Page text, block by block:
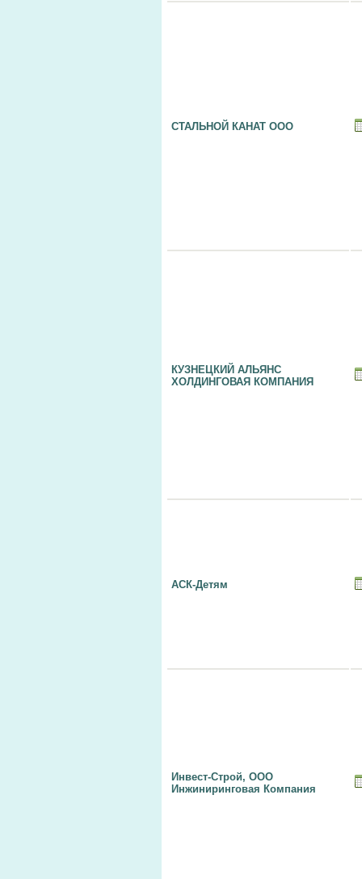
СТАЛЬНОЙ КАНАТ ООО
КУЗНЕЦКИЙ АЛЬЯНС
ХОЛДИНГОВАЯ КОМПАНИЯ
АСК-Детям
Инвест-Строй, ООО
Инжиниринговая Компания